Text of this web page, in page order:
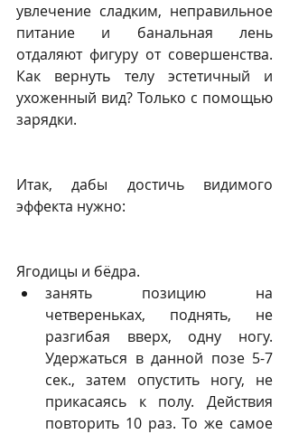
увлечение сладким, неправильное
питание и банальная лень
отдаляют фигуру от совершенства.
Как вернуть телу эстетичный и
ухоженный вид? Только с помощью
зарядки.
Итак, дабы достичь видимого
эффекта нужно:
Ягодицы и бёдра.
занять позицию на
четвереньках, поднять, не
разгибая вверх, одну ногу.
Удержаться в данной позе 5-7
сек., затем опустить ногу, не
прикасаясь к полу. Действия
повторить 10 раз. То же самое